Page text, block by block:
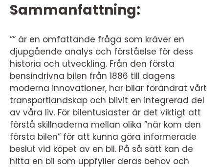
Sammanfattning:
”” är en omfattande fråga som kräver en
djupgående analys och förståelse för dess
historia och utveckling. Från den första
bensindrivna bilen från 1886 till dagens
moderna innovationer, har bilar förändrat vårt
transportlandskap och blivit en integrerad del
av våra liv. För bilentusiaster är det viktigt att
förstå skillnaderna mellan olika ”när kom den
första bilen” för att kunna göra informerade
beslut vid köpet av en bil. På så sätt kan de
hitta en bil som uppfyller deras behov och